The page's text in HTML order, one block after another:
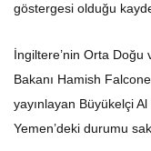
göstergesi olduğu
İngiltere’nin Orta Doğu
Bakanı Hamish
yayınlayan Büyükelçi
Yemen’deki durumu